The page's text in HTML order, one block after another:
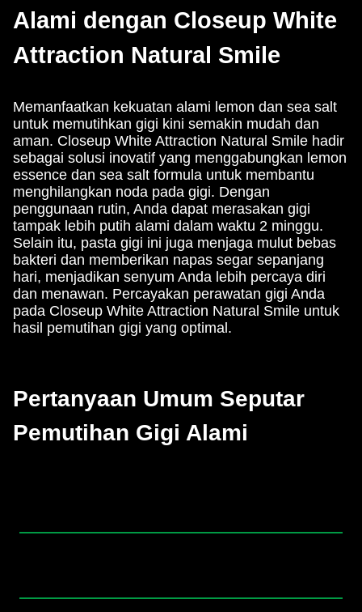
Alami dengan Closeup White
Attraction Natural Smile
Memanfaatkan kekuatan alami lemon dan sea salt
untuk memutihkan gigi kini semakin mudah dan
aman. Closeup White Attraction Natural Smile hadir
sebagai solusi inovatif yang menggabungkan lemon
essence dan sea salt formula untuk membantu
menghilangkan noda pada gigi. Dengan
penggunaan rutin, Anda dapat merasakan gigi
tampak lebih putih alami dalam waktu 2 minggu.
Selain itu, pasta gigi ini juga menjaga mulut bebas
bakteri dan memberikan napas segar sepanjang
hari, menjadikan senyum Anda lebih percaya diri
dan menawan. Percayakan perawatan gigi Anda
pada Closeup White Attraction Natural Smile untuk
hasil pemutihan gigi yang optimal.
Pertanyaan Umum Seputar
Pemutihan Gigi Alami